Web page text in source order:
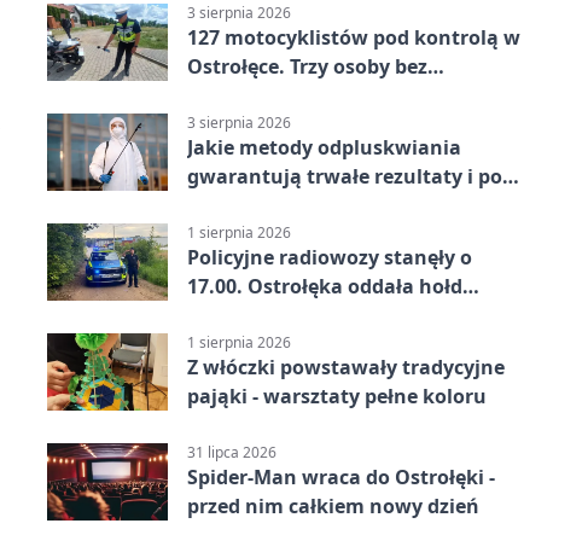
3 sierpnia 2026
127 motocyklistów pod kontrolą w
Ostrołęce. Trzy osoby bez
3 sierpnia 2026
Jakie metody odpluskwiania
gwarantują trwałe rezultaty i po
wykonawcę?
1 sierpnia 2026
Policyjne radiowozy stanęły o
17.00. Ostrołęka oddała hołd
1 sierpnia 2026
Z włóczki powstawały tradycyjne
pająki - warsztaty pełne koloru
31 lipca 2026
Spider-Man wraca do Ostrołęki -
przed nim całkiem nowy dzień